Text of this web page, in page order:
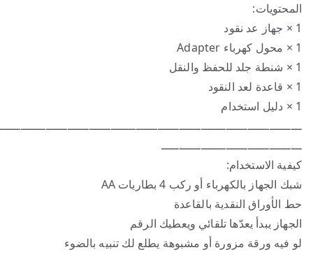
المحتويات:
1 × جهاز عد نقود
1 × محول كهرباء Adapter
1 × شنطة جلد للحفظ والنقل
1 × قاعدة لعد النقود
1 × دليل استخدام
ـــــــــــــــــــــــــــــــــــــــ
كيفية الاستخدام:
شبك الجهاز بالكهرباء أو ركب 4 بطاريات AA
حط الأوراق النقدية بالقاعدة
الجهاز يبدأ يعدّها تلقائي ويعطيك الرقم
لو فيه ورقة مزورة أو مشبوهة يطلع لك تنبيه بالضوء